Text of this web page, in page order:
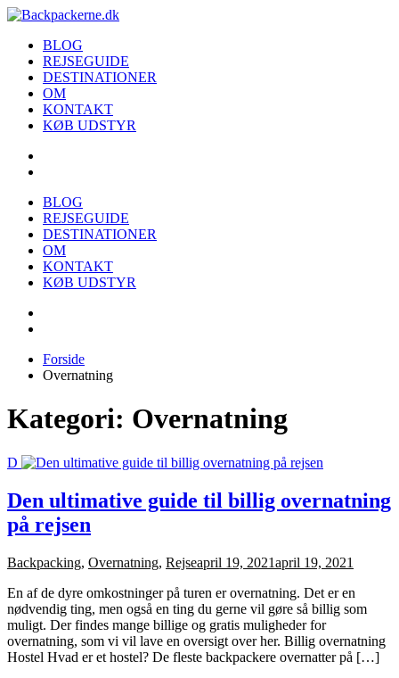
Videre
indhold
Backpackerne.dk
Læs om backpacking rejse i den store verden
BLOG
REJSEGUIDE
DESTINATIONER
OM
KONTAKT
KØB UDSTYR
BLOG
REJSEGUIDE
DESTINATIONER
OM
KONTAKT
KØB UDSTYR
Forside
Overnatning
Kategori: Overnatning
D
Den ultimative guide til billig overnatning
på rejsen
Backpacking, Overnatning, Rejseapril 19, 2021april 19, 2021
En af de dyre omkostninger på turen er overnatning. Det er en
nødvendig ting, men også en ting du gerne vil gøre så billig som
muligt. Der findes mange billige og gratis muligheder for
overnatning, som vi vil lave en oversigt over her. Billig overnatning
Hostel Hvad er et hostel? De fleste backpackere overnatter på […]